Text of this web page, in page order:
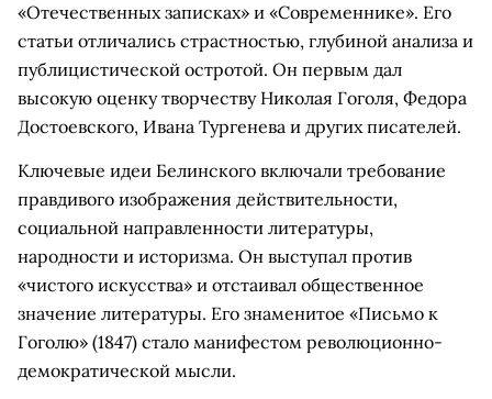
«Отечественных записках» и «Современнике». Его
статьи отличались страстностью, глубиной анализа и
публицистической остротой. Он первым дал
высокую оценку творчеству Николая Гоголя, Федора
Достоевского, Ивана Тургенева и других писателей.
Ключевые идеи Белинского включали требование
правдивого изображения действительности,
социальной направленности литературы,
народности и историзма. Он выступал против
«чистого искусства» и отстаивал общественное
значение литературы. Его знаменитое «Письмо к
Гоголю» (1847) стало манифестом революционно-
демократической мысли.